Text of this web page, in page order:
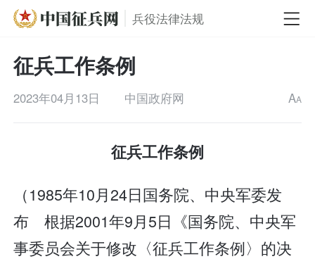
兵役法律法规
征兵工作条例
2023年04月13日 中国政府网 AA
征兵工作条例
（1985年10月24日国务院、中央军委发
布 根据2001年9月5日《国务院、中央军
事委员会关于修改〈征兵工作条例〉的决